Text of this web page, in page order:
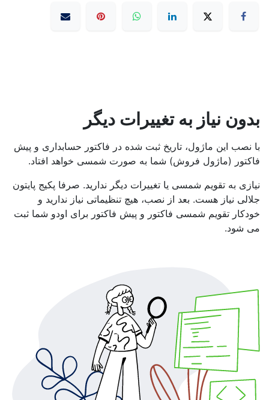
بدون نیاز به تغییرات دیگر
با نصب این ماژول، تاریخ ثبت شده در فاکتور حسابداری و پیش
فاکتور (ماژول فروش) شما به صورت شمسی خواهد افتاد.
نیازی به تقویم شمسی یا تغییرات دیگر ندارید. صرفا پکیج پایتون
جلالی نیاز هست. بعد از نصب، هیچ تنظیماتی نیاز ندارید و
خودکار تقویم شمسی فاکتور و پیش فاکتور برای اودو شما ثبت
می شود.